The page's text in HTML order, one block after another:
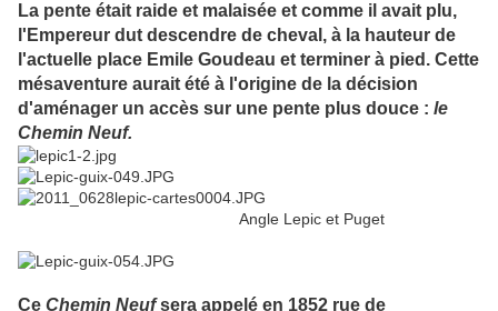
La pente était raide et malaisée et comme il avait plu,
l'Empereur dut descendre de cheval, à la hauteur de
l'actuelle place Emile Goudeau et terminer à pied. Cette
mésaventure aurait été à l'origine de la décision
d'aménager un accès sur une pente plus douce : le
Chemin Neuf.
Angle Lepic et Puget
Ce Chemin Neufsera appelé en 1852 rue de